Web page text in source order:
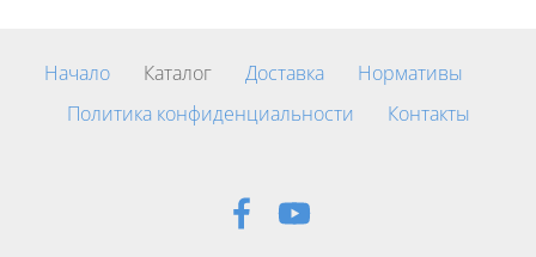
Начало Каталог Доставка
Нормативы
Политика конфиденциальности
Контакты